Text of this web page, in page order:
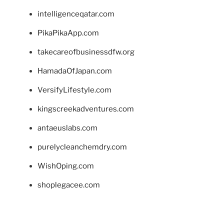
intelligenceqatar.com
PikaPikaApp.com
takecareofbusinessdfw.org
HamadaOfJapan.com
VersifyLifestyle.com
kingscreekadventures.com
antaeuslabs.com
purelycleanchemdry.com
WishOping.com
shoplegacee.com